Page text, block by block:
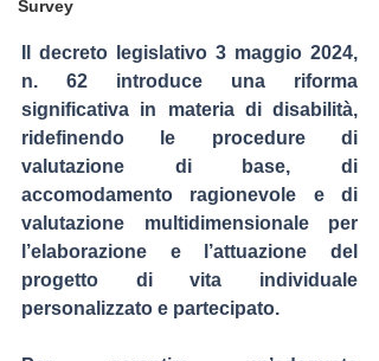
Survey
Il decreto legislativo 3 maggio 2024,
n. 62 introduce una riforma
significativa in materia di disabilità,
ridefinendo le procedure di
valutazione di base, di
accomodamento ragionevole e di
valutazione multidimensionale per
l’elaborazione e l’attuazione del
progetto di vita individuale
personalizzato e partecipato.